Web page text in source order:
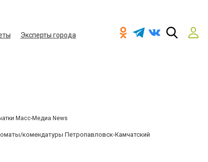
Эксперты города
Масс-Медиа News
комендатуры Петропавловск-Камчатский